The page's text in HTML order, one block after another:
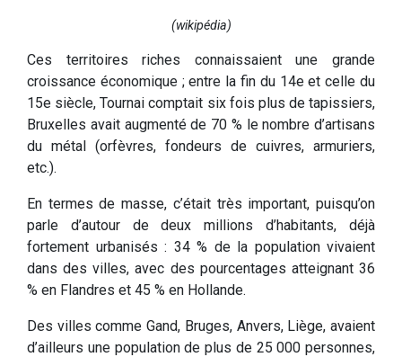
(wikipédia)
Ces territoires riches connaissaient une grande
croissance économique ; entre la fin du 14e et celle du
15e siècle, Tournai comptait six fois plus de tapissiers,
Bruxelles avait augmenté de 70 % le nombre d’artisans
du métal (orfèvres, fondeurs de cuivres, armuriers,
etc.).
En termes de masse, c’était très important, puisqu’on
parle d’autour de deux millions d’habitants, déjà
fortement urbanisés : 34 % de la population vivaient
dans des villes, avec des pourcentages atteignant 36
% en Flandres et 45 % en Hollande.
Des villes comme Gand, Bruges, Anvers, Liège, avaient
d’ailleurs une population de plus de 25 000 personnes,